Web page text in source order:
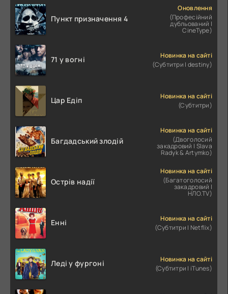
Пункт призначення 4
Оновлення
(Професійний
дубльований |
CineType)
71 у вогні
Новинка на сайті
(Субтитри | destiny)
Цар Едіп
Новинка на сайті
(Субтитри)
Багдадський злодій
Новинка на сайті
(Двоголосий
закадровий | Slava
Radyk & Artymko)
Острів надії
Новинка на сайті
(Багатоголосий
закадровий |
НЛО.TV)
Енні
Новинка на сайті
(Субтитри | Netflix)
Леді у фургоні
Новинка на сайті
(Субтитри | iTunes)